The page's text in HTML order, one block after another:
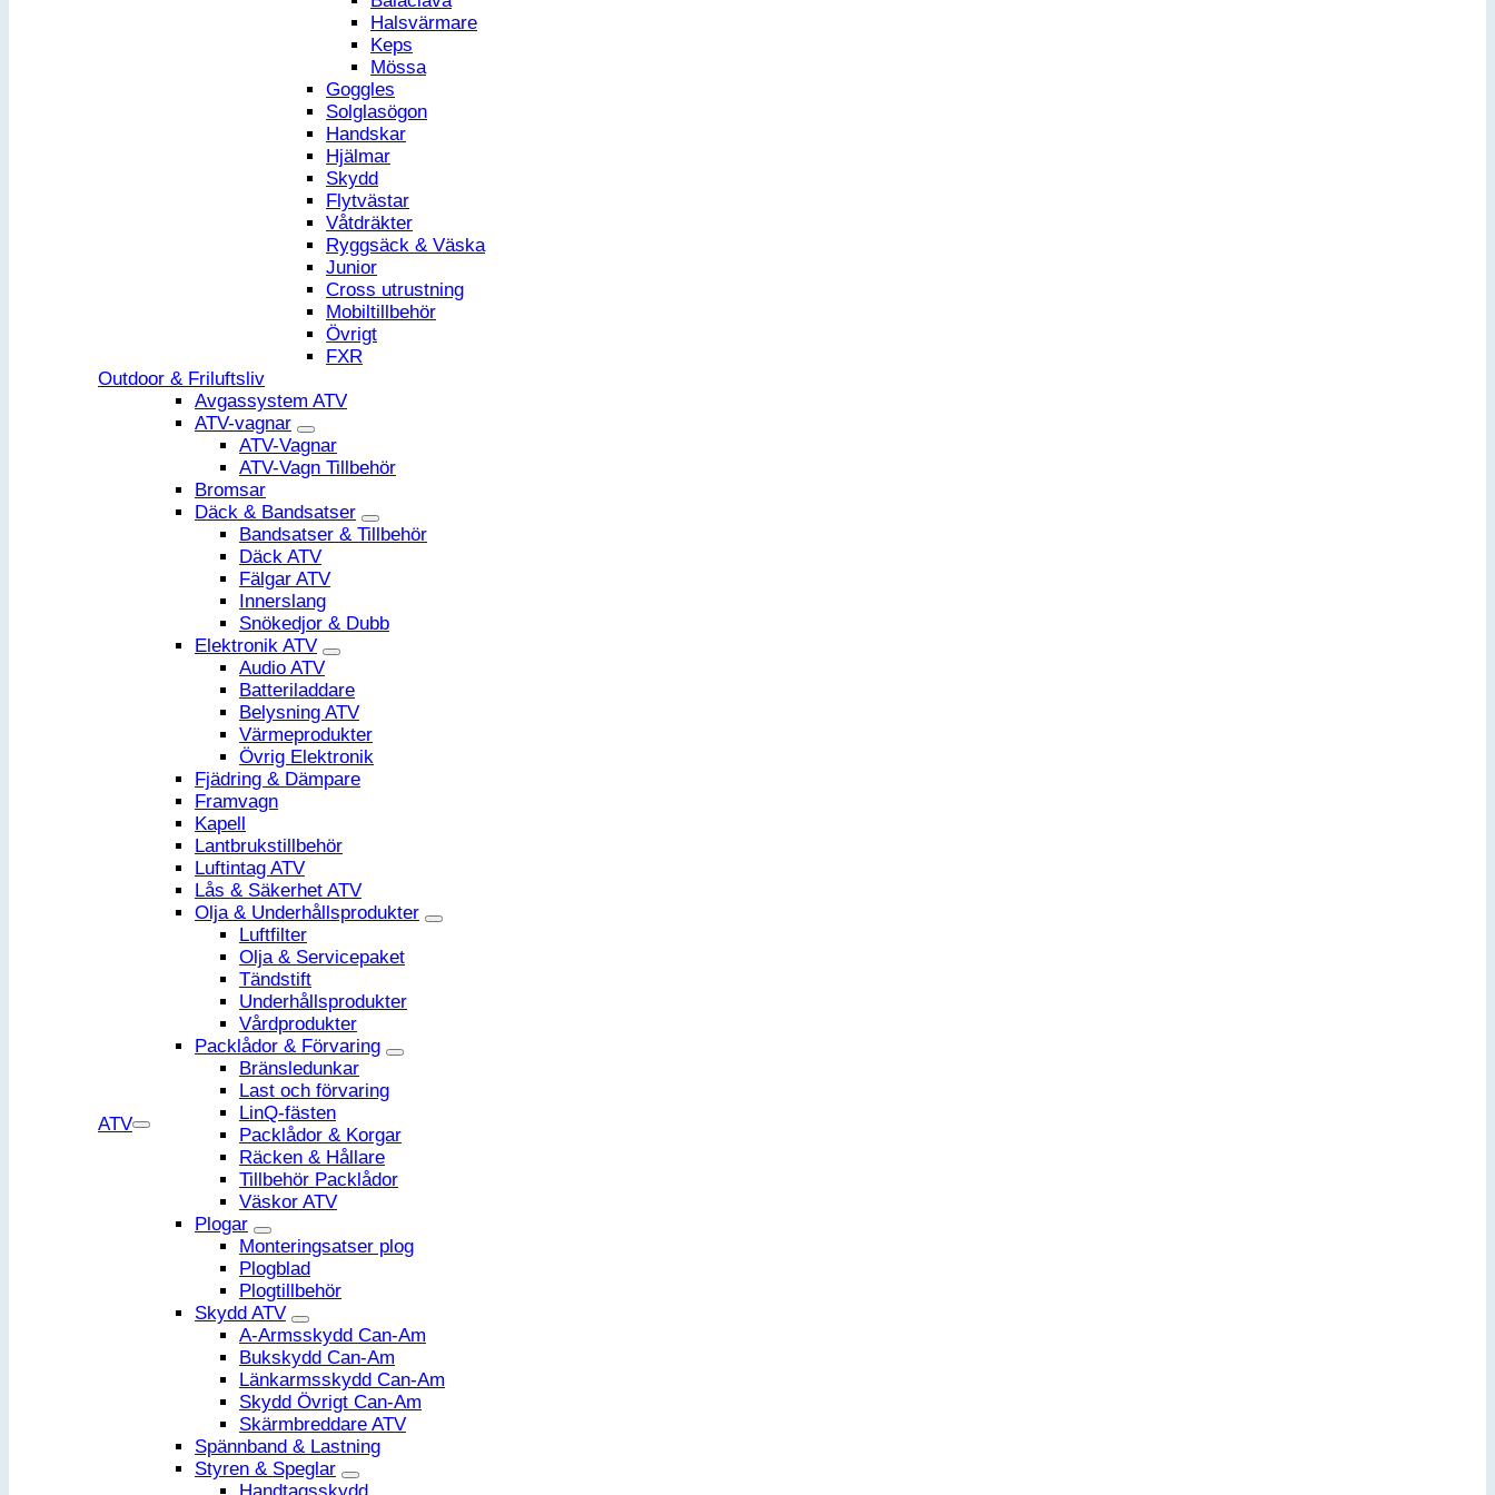
Halsvärmare
Keps
Mössa
Goggles
Solglasögon
Handskar
Hjälmar
Skydd
Flytvästar
Våtdräkter
Ryggsäck & Väska
Junior
Cross utrustning
Mobiltillbehör
Övrigt
FXR
Outdoor & Friluftsliv
ATV
Avgassystem ATV
ATV-vagnar
ATV-Vagnar
ATV-Vagn Tillbehör
Bromsar
Däck & Bandsatser
Bandsatser & Tillbehör
Däck ATV
Fälgar ATV
Innerslang
Snökedjor & Dubb
Elektronik ATV
Audio ATV
Batteriladdare
Belysning ATV
Värmeprodukter
Övrig Elektronik
Fjädring & Dämpare
Framvagn
Kapell
Lantbrukstillbehör
Luftintag ATV
Lås & Säkerhet ATV
Olja & Underhållsprodukter
Luftfilter
Olja & Servicepaket
Tändstift
Underhållsprodukter
Vårdprodukter
Packlådor & Förvaring
Bränsledunkar
Last och förvaring
LinQ-fästen
Packlådor & Korgar
Räcken & Hållare
Tillbehör Packlådor
Väskor ATV
Plogar
Monteringsatser plog
Plogblad
Plogtillbehör
Skydd ATV
A-Armsskydd Can-Am
Bukskydd Can-Am
Länkarmsskydd Can-Am
Skydd Övrigt Can-Am
Skärmbreddare ATV
Spännband & Lastning
Styren & Speglar